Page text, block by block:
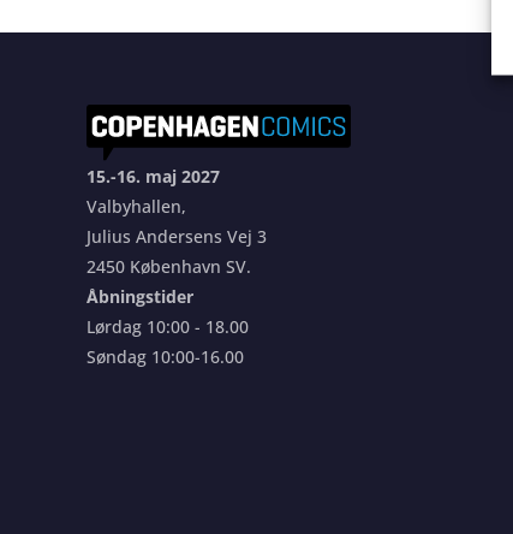
15.-16. maj 2027
Valbyhallen,
Julius Andersens Vej 3
2450 København SV.
Åbningstider
Lørdag 10:00 - 18.00
Søndag 10:00-16.00